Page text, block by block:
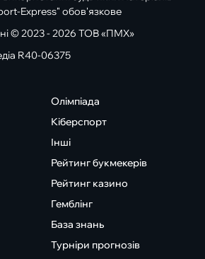
Express" обов'язкове
© 2023 - 2026 ТОВ «ПМХ»
R40-06375
Олімпіада
Кіберспорт
Інші
Рейтинг букмекерів
Рейтинг казино
Гемблінг
База знань
Турніри прогнозів